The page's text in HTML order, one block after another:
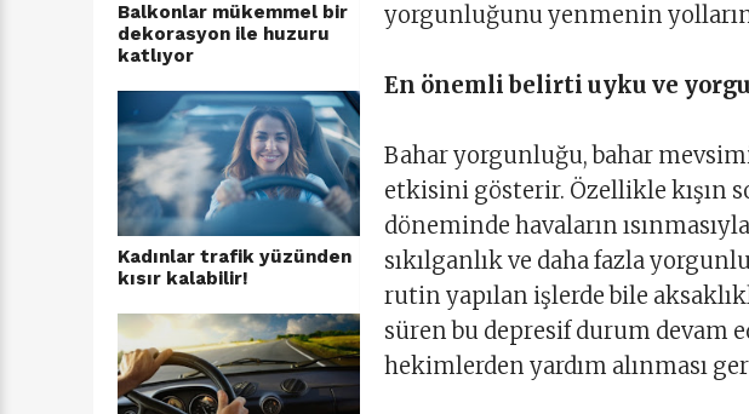
Balkonlar mükemmel bir
dekorasyon ile huzuru
katlıyor
Kadınlar trafik yüzünden
kısır kalabilir!
yorgunluğunu yenmenin
En önemli belirti uyku ve
Bahar yorgunluğu, bahar
etkisini gösterir. Özellikle kışın
döneminde havaların
sıkılganlık ve daha fazla
rutin yapılan işlerde bile
süren bu depresif durum devam
hekimlerden yardım alınması